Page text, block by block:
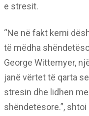
e stresit.
“Ne në fakt kemi
të mëdha
George Wittemyer,
janë vërtet të qarta
stresin dhe lidhen
shëndetësore.”,